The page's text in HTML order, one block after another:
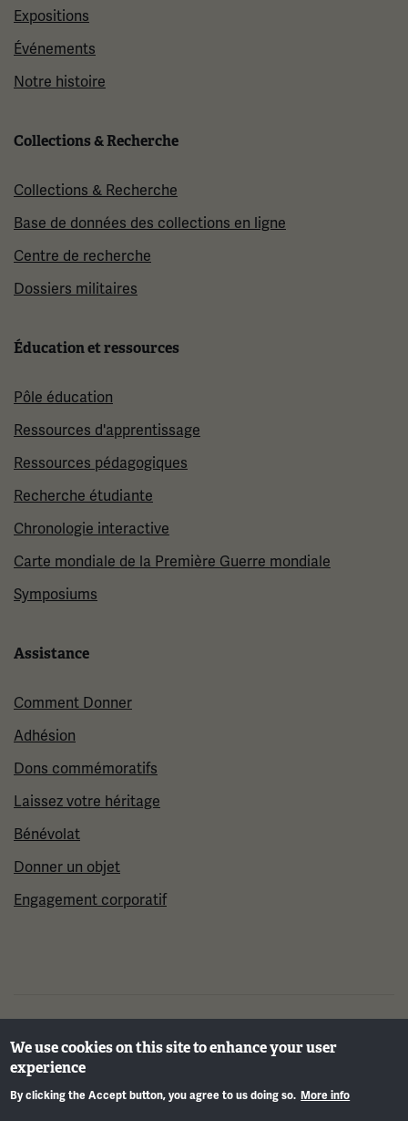
Expositions
Événements
Notre histoire
Collections & Recherche
Collections & Recherche
Base de données des collections en ligne
Centre de recherche
Dossiers militaires
Éducation et ressources
Pôle éducation
Ressources d'apprentissage
Ressources pédagogiques
Recherche étudiante
Chronologie interactive
Carte mondiale de la Première Guerre mondiale
Symposiums
Assistance
Comment Donner
Adhésion
Dons commémoratifs
Laissez votre héritage
Bénévolat
Donner un objet
Engagement corporatif
©2026 Musée et mémorial national de la Première
Guerre mondiale
We use cookies on this site to enhance your user
experience
By clicking the Accept button, you agree to us doing so. More info